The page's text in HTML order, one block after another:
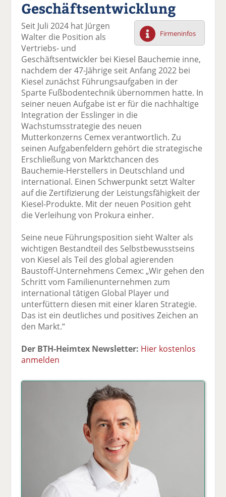
F
ac
e
b
o
o
k
te
il
e
tt
er
n
Li
n
k
e
di
n
te
il
e
n
m
ai
l
er
se
n
d
e
e
n
Geschäftsentwicklung
Firmeninfos
Seit Juli 2024 hat Jürgen
Walter die Position als
Vertriebs- und
Geschäftsentwickler bei Kiesel Bauchemie inne,
nachdem der 47-Jährige seit Anfang 2022 bei
Kiesel zunächst Führungsaufgaben in der
Sparte Fußbodentechnik übernommen hatte. In
seiner neuen Aufgabe ist er für die nachhaltige
Integration der Esslinger in die
Wachstumsstrategie des neuen
Mutterkonzerns Cemex verantwortlich. Zu
seinen Aufgabenfeldern gehört die strategische
Erschließung von Marktchancen des
Bauchemie-Herstellers in Deutschland und
international. Einen Schwerpunkt setzt Walter
auf die Zertifizierung der Leistungsfähigkeit der
Kiesel-Produkte. Mit der neuen Position geht
die Verleihung von Prokura einher.
Seine neue Führungsposition sieht Walter als
wichtigen Bestandteil des Selbstbewusstseins
von Kiesel als Teil des global agierenden
Baustoff-Unternehmens Cemex: „Wir gehen den
Schritt vom Familienunternehmen zum
international tätigen Global Player und
unterfüttern diesen mit einer klaren Strategie.
Das ist ein deutliches und positives Zeichen an
den Markt.“
Der BTH-Heimtex Newsletter: Hier kostenlos
anmelden